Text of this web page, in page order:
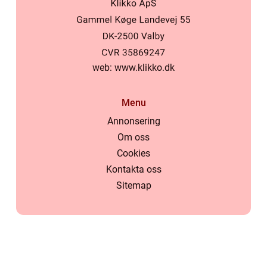
web: www.klikko.dk
Menu
Annonsering
Om oss
Cookies
Kontakta oss
Sitemap